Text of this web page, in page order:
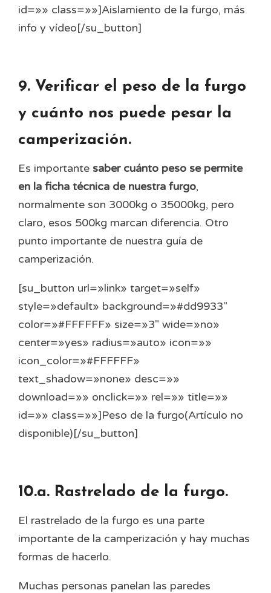
id=»» class=»»]Aislamiento de la furgo, más
info y vídeo[/su_button]
9. Verificar el peso de la furgo
y cuánto nos puede pesar la
camperización.
Es importante saber cuánto peso se permite
en la ficha técnica de nuestra furgo,
normalmente son 3000kg o 35000kg, pero
claro, esos 500kg marcan diferencia. Otro
punto importante de nuestra guía de
camperización.
[su_button url=»link» target=»self»
style=»default» background=»#dd9933″
color=»#FFFFFF» size=»3″ wide=»no»
center=»yes» radius=»auto» icon=»»
icon_color=»#FFFFFF»
text_shadow=»none» desc=»»
download=»» onclick=»» rel=»» title=»»
id=»» class=»»]Peso de la furgo(Artículo no
disponible)[/su_button]
10.a. Rastrelado de la furgo.
El rastrelado de la furgo es una parte
importante de la camperización y hay muchas
formas de hacerlo.
Muchas personas panelan las paredes